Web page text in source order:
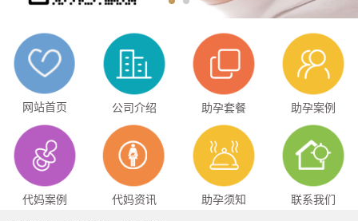
网站首页 公司介绍 助孕套餐 助孕案例
代妈案例 代妈资讯 助孕须知 联系我们